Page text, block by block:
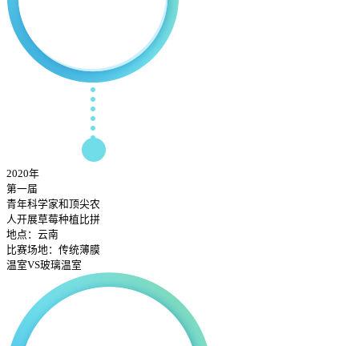
2020年
第一届
青年科学家和顶尖农
人开展草莓种植比拼
地点：云南
比赛场地：传统薄膜
温室VS玻璃温室